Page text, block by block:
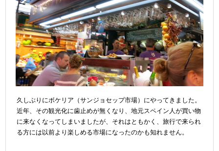
久しぶりにボケリア（サンジョセップ市場）にやってきました。
近年、その観光化に歯止めが無くなり、地元スペイン人が買い物
に来なくなってしまいましたが、それはともかく、旅行で来られ
る方には以前より楽しめる市場になったのかも知れません。